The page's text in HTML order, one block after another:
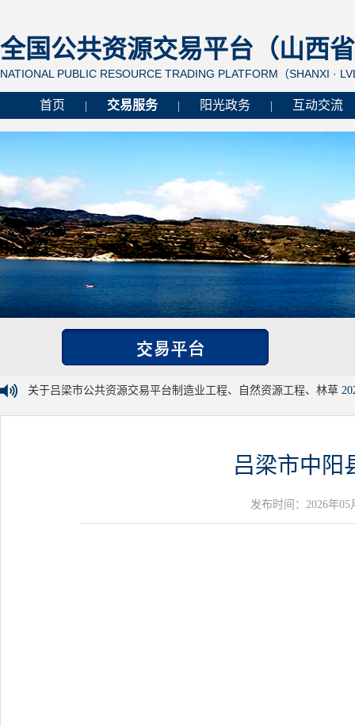
全国公共资源交易平台（山西
NATIONAL PUBLIC RESOURCE TRADING PLATFORM（SHANXI ·
首页 交易服务 阳光政务 互动交流
关于吕梁市公共资源交易平台制造业工程、自然资源工程、林草
吕梁市中阳
发布时间：2026年05